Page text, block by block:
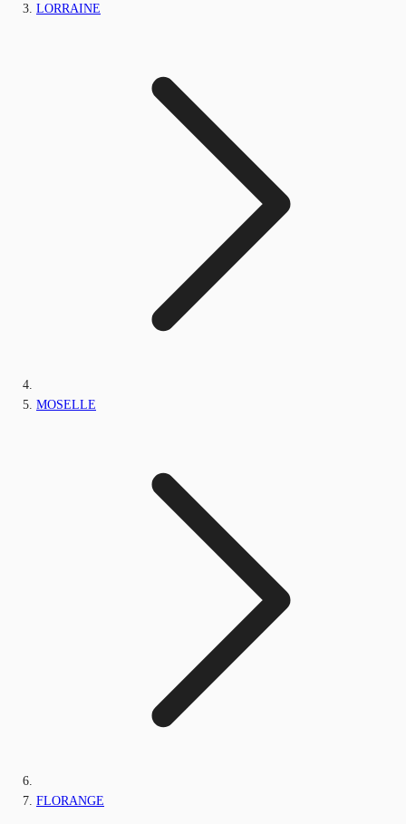
LORRAINE
MOSELLE
FLORANGE